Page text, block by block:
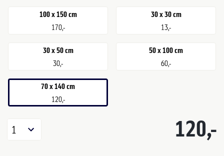
100 x 150 cm
170,-
30 x 30 cm
13,-
30 x 50 cm
30,-
50 x 100 cm
60,-
70 x 140 cm
120,-
120,-
1